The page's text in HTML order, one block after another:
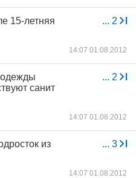
... 2
15-летняя
14:07 01.08.2012
... 2
санит
14:07 01.08.2012
... 3
из
14:07 01.08.2012